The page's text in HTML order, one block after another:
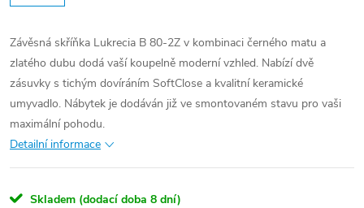
Závěsná skříňka Lukrecia B 80-2Z v kombinaci černého matu a
zlatého dubu dodá vaší koupelně moderní vzhled. Nabízí dvě
zásuvky s tichým dovíráním SoftClose a kvalitní keramické
umyvadlo. Nábytek je dodáván již ve smontovaném stavu pro vaši
maximální pohodu.
Detailní informace
Skladem (dodací doba 8 dní)